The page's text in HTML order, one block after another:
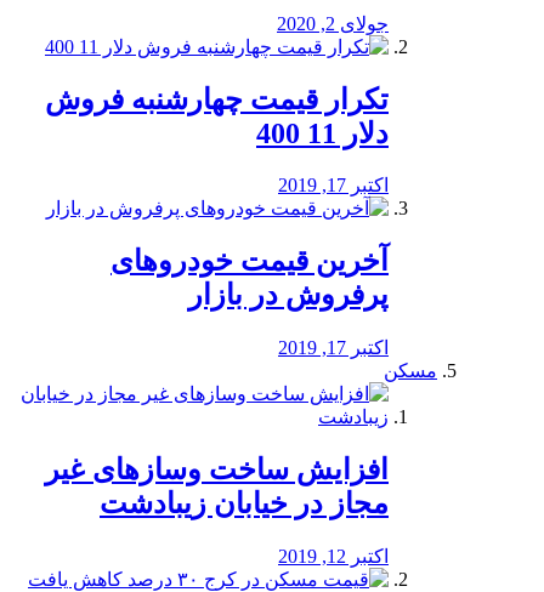
جولای 2, 2020
تکرار قیمت چهارشنبه فروش
دلار 11 400
اکتبر 17, 2019
آخرین قیمت خودرو‌های
پرفروش در بازار
اکتبر 17, 2019
مسکن
افزایش ساخت وسازهای غیر
مجاز در خیابان زیبادشت
اکتبر 12, 2019